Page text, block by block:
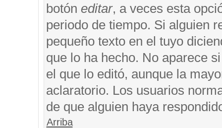
botón editar, a veces esta
periodo de tiempo. Si alguien
pequeño texto en el tuyo
que lo ha hecho. No aparece
el que lo editó, aunque la
aclaratorio. Los usuarios
de que alguien haya
Arriba